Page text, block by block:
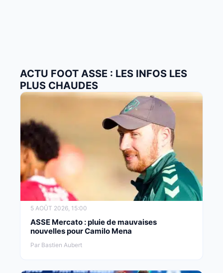
ACTU FOOT ASSE : LES INFOS LES
PLUS CHAUDES
5 AOÛT 2026, 15:00
ASSE Mercato : pluie de mauvaises
nouvelles pour Camilo Mena
Par Bastien Aubert